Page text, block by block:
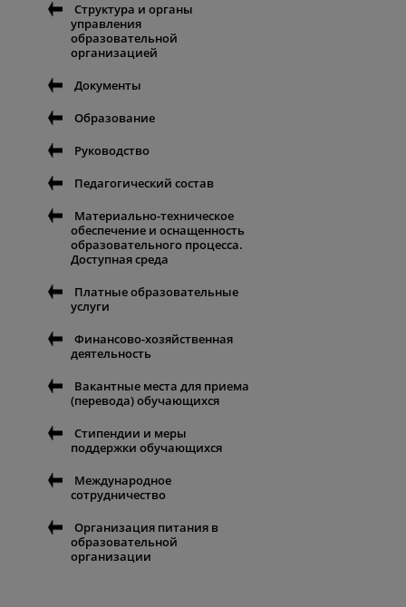
Структура и органы
управления
образовательной
организацией
Документы
Образование
Руководство
Педагогический состав
Материально-техническое
обеспечение и оснащенность
образовательного процесса.
Доступная среда
Платные образовательные
услуги
Финансово-хозяйственная
деятельность
Вакантные места для приема
(перевода) обучающихся
Стипендии и меры
поддержки обучающихся
Международное
сотрудничество
Организация питания в
образовательной
организации